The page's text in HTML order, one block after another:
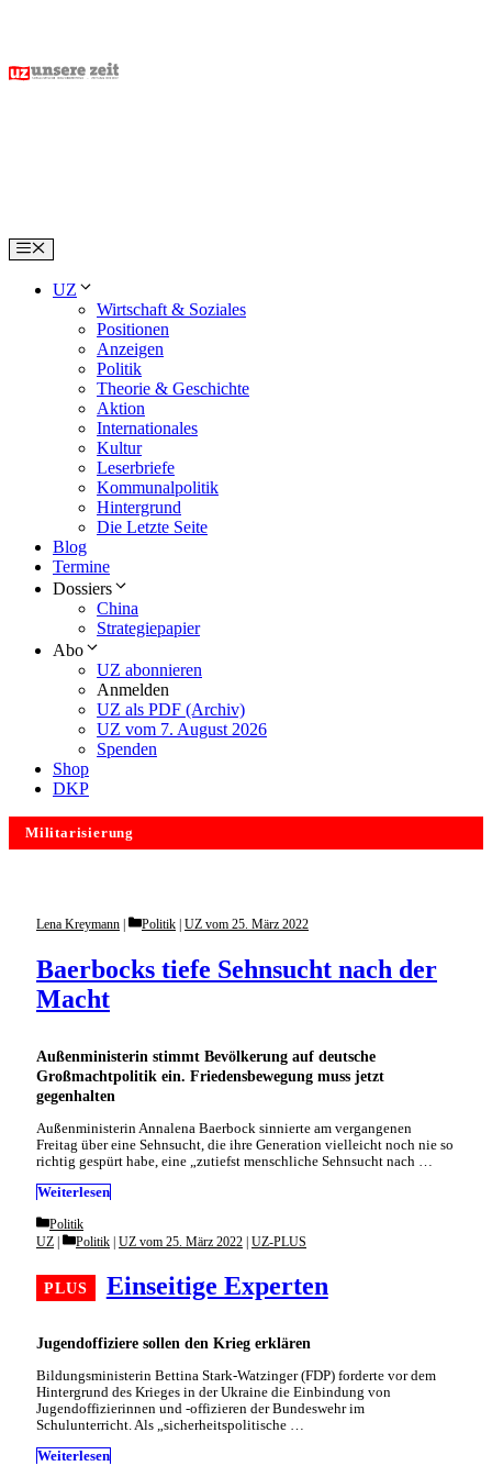
content
Menu
UZ
Wirtschaft & Soziales
Positionen
Anzeigen
Politik
Theorie & Geschichte
Aktion
Internationales
Kultur
Leserbriefe
Kommunalpolitik
Hintergrund
Die Letzte Seite
Blog
Termine
Dossiers
China
Strategiepapier
Abo
UZ abonnieren
Anmelden
UZ als PDF (Archiv)
UZ vom 7. August 2026
Spenden
Shop
DKP
Militarisierung
Außenministerin stimmt Bevölkerung auf deutsche
Großmachtpolitik ein. Friedensbewegung muss jetzt
gegenhalten
Baerbocks tiefe Sehnsucht nach der
Macht
Lena Kreymann Categories
Politik UZ vom 25. März 2022
Außenministerin Annalena Baerbock sinnierte am vergangenen
Freitag über eine Sehnsucht, die ihre Generation vielleicht noch nie so
richtig gespürt habe, eine „zutiefst menschliche Sehnsucht nach …
Weiterlesen
Categories
Politik
Jugendoffiziere sollen den Krieg erklären
Einseitige Experten
UZ Categories
Politik | UZ vom 25. März 2022 | UZ-PLUS
Bildungsministerin Bettina Stark-Watzinger (FDP) forderte vor dem
Hintergrund des Krieges in der Ukraine die Einbindung von
Jugendoffizierinnen und -offizieren der Bundeswehr im
Schulunterricht. Als „sicherheitspolitische …
Weiterlesen